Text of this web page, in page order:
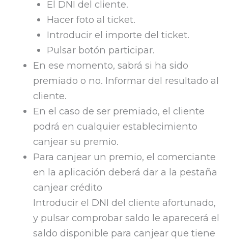
El DNI del cliente.
Hacer foto al ticket.
Introducir el importe del ticket.
Pulsar botón participar.
En ese momento, sabrá si ha sido
premiado o no. Informar del resultado al
cliente.
En el caso de ser premiado, el cliente
podrá en cualquier establecimiento
canjear su premio.
Para canjear un premio, el comerciante
en la aplicación deberá dar a la pestaña
canjear crédito
Introducir el DNI del cliente afortunado,
y pulsar comprobar saldo le aparecerá el
saldo disponible para canjear que tiene